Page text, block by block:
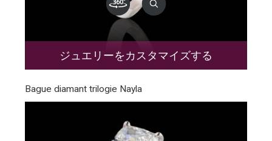
ジュエリーをカスタマイズする
Bague diamant trilogie Nayla